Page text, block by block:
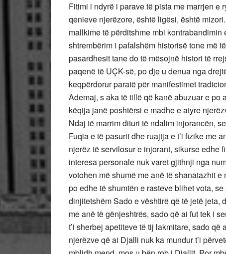
Fitimi i ndyrë i parave të pista me marrjen e
qenieve njerëzore, është ligësi, është
mallkime të përditshme mbi
shtrembërim i pafalshëm historisë tone më
pasardhesit tane do të mësojnë histori të
paqenë të UÇK-së, po dje u denua nga
keqpërdorur paratë për manifestimet
Ademaj, s aka të tillë që kanë abuzuar e po
këqija janë poshtërsi e madhe e atyre
Ndaj të marrim dituri të ndalim injorancën,
Fuqia e të pasurit dhe ruajtja e t’i fizike me
njerëz të servilosur e injorant, sikurse edhe
interesa personale nuk varet gjithnji nga
votohen më shumë me anë të shanatazhit
po edhe të shumtën e rasteve blihet vota,
dinjitetshëm Sado e vështirë që të jetë jeta,
me anë të gënjeshtrës, sado që ai fut tek i
t’i sherbej apetiteve të tij lakmitare, sado
njerëzve që ai Djalli nuk ka mundur t’i